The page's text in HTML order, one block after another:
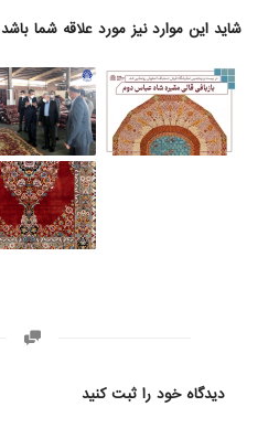
شاید این موارد نیز مورد علاقه شما باشد
دیدگاه خود را ثبت کنید